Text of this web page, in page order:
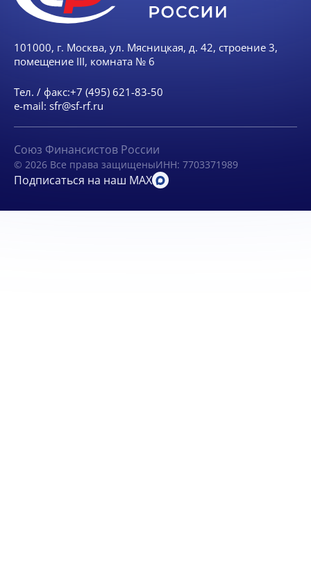
101000, г. Москва, ул. Мясницкая, д. 42, строение 3,
помещение III, комната № 6
Тел. / факс:+7 (495) 621-83-50
e-mail: sfr@sf-rf.ru
Союз Финансистов России
© 2026 Все права защищеныИНН: 7703371989
Подписаться на наш MAX